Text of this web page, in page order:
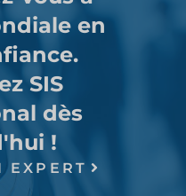
en
SIS
dès
!
EXPERT